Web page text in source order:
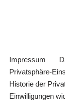
Impressum
Privatsphäre-
Historie der
Einwilligungen